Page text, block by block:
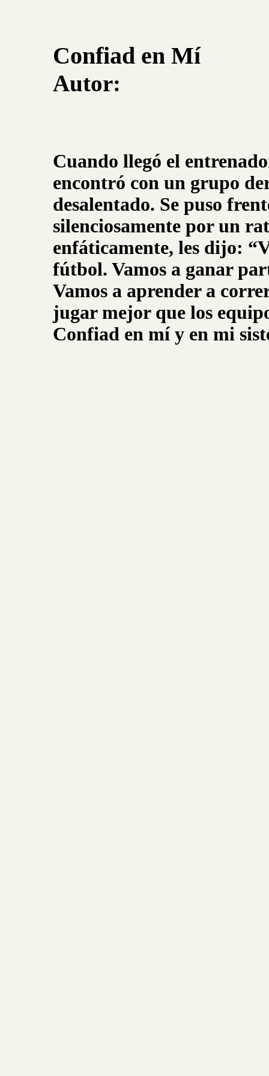
Confiad en Mí
Autor:
Cuando llegó el
encontró con un grupo
desalentado. Se puso
silenciosamente por un
enfáticamente, les dijo:
fútbol. Vamos a ganar
Vamos a aprender a
jugar mejor que los
Confiad en mí y en mi